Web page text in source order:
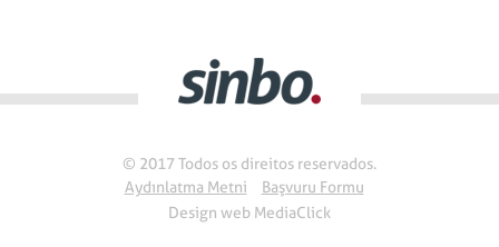
© 2017 Todos os direitos reservados.
Aydınlatma Metni
Başvuru Formu
Design web MediaClick